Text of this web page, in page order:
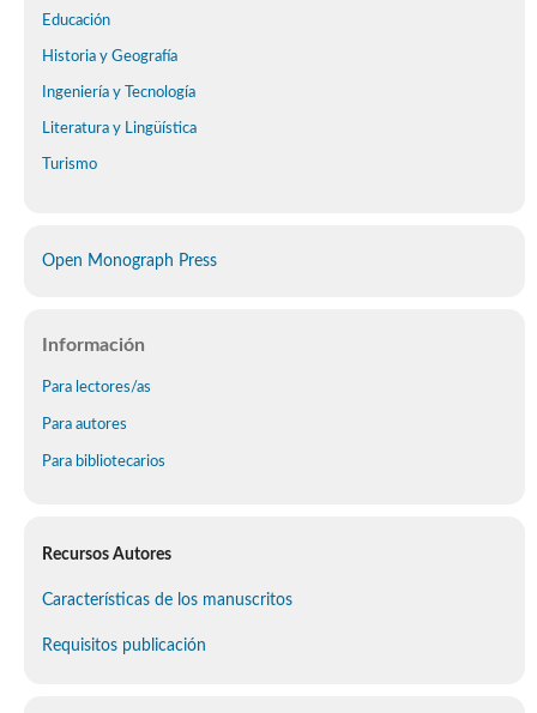
Educación
Historia y Geografía
Ingeniería y Tecnología
Literatura y Lingüística
Turismo
Open Monograph Press
Información
Para lectores/as
Para autores
Para bibliotecarios
Recursos Autores
Características de los manuscritos
Requisitos publicación